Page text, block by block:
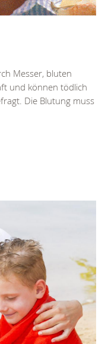
Messer, bluten
und können tödlich
Die Blutung muss